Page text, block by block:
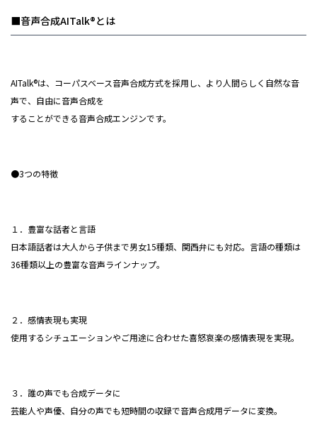
■音声合成AITalk®とは
AITalk®は、コーパスベース音声合成方式を採用し、より人間らしく自然な音
声で、自由に音声合成を
することができる音声合成エンジンです。
●3つの特徴
１．豊富な話者と言語
日本語話者は大人から子供まで男女15種類、関西弁にも対応。言語の種類は
36種類以上の豊富な音声ラインナップ。
２．感情表現も実現
使用するシチュエーションやご用途に合わせた喜怒哀楽の感情表現を実現。
３．誰の声でも合成データに
芸能人や声優、自分の声でも短時間の収録で音声合成用データに変換。